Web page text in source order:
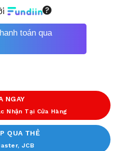
toán qua
NGAY
Nhận Tại Cửa Hàng
QUA THẺ
JCB